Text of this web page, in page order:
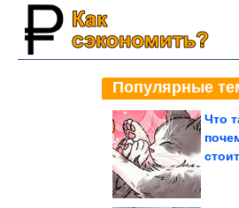
Популярные
Что